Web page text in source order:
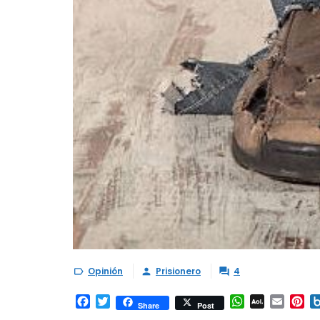
 Opinión  Prisionero  4
Facebook
TwitterShare Post WhatsApp
AOL Email